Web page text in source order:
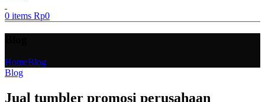
0 items Rp0
HomeBlog
Blog
Jual tumbler promosi perusahaan